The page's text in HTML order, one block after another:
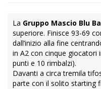
La Gruppo Mascio Blu
superiore. Finisce 93-69
dall’inizio alla fine
in A2 con cinque giocatori
punti e 10 rimbalzi).
Davanti a circa tremila
parte con il solito starting